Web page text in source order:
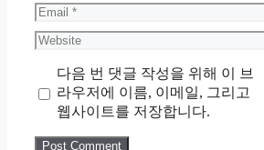
Email
Website
다음 번 댓글 작성을 위해 이 브
라우저에 이름, 이메일, 그리고
웹사이트를 저장합니다.